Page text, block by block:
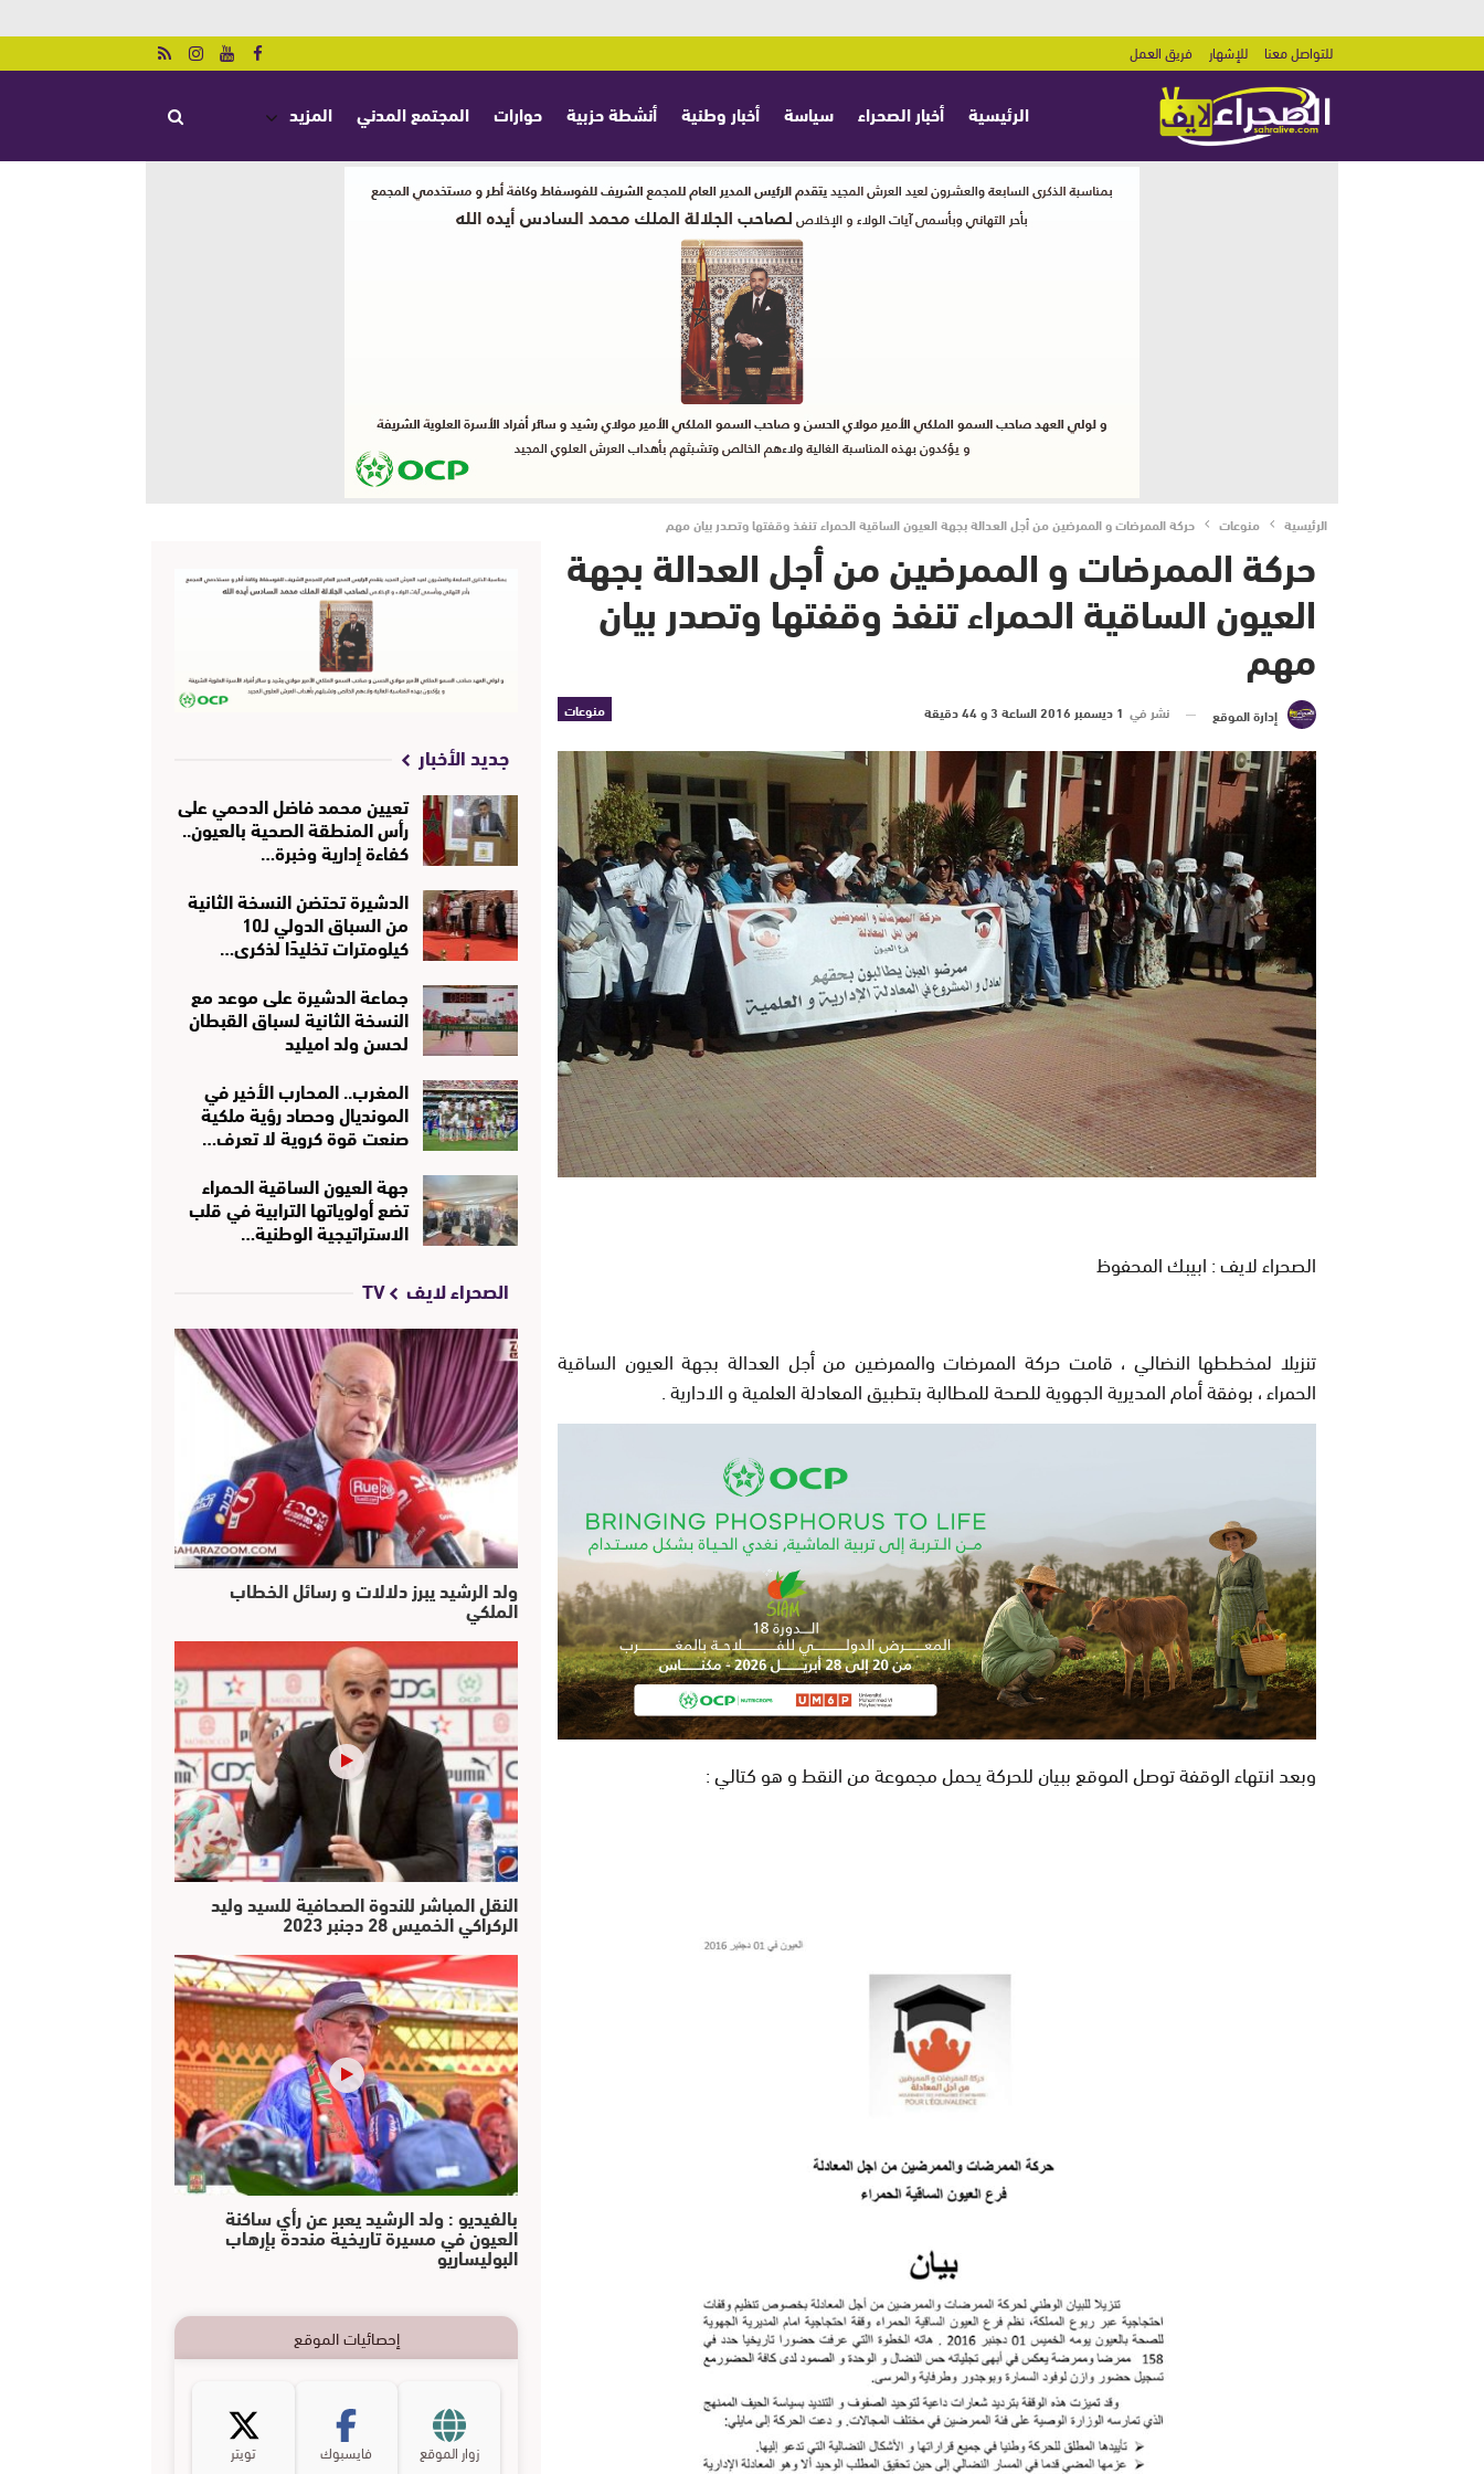
للتواصل معنا للإشهار فريق العمل
الرئيسية أخبار الصحراء سياسة أخبار وطنية أنشطة حزبية حوارات المجتمع المدني المزيد
الرئيسية منوعات حركة الممرضات و الممرضين من أجل العدالة بجهة العيون الساقية الحمراء تنفذ وقفتها وتصدر بيان مهم
حركة الممرضات و الممرضين من أجل العدالة بجهة
العيون الساقية الحمراء تنفذ وقفتها وتصدر بيان
مهم
منوعات إدارة الموقع نشر في 1 ديسمبر 2016 الساعة 3 و 44 دقيقة
الصحراء لايف : ابيبك المحفوظ
تنزيلا لمخططها النضالي ، قامت حركة الممرضات والممرضين من أجل العدالة بجهة العيون الساقية
الحمراء ، بوفقة أمام المديرية الجهوية للصحة للمطالبة بتطبيق المعادلة العلمية و الادارية .
وبعد انتهاء الوقفة توصل الموقع ببيان للحركة يحمل مجموعة من النقط و هو كتالي :
جديد الأخبار
تعيين محمد فاضل الدحمي على
رأس المنطقة الصحية بالعيون..
كفاءة إدارية وخبرة…
الدشيرة تحتضن النسخة الثانية
من السباق الدولي لـ10
كيلومترات تخليدًا لذكرى…
جماعة الدشيرة على موعد مع
النسخة الثانية لسباق القبطان
لحسن ولد اميليد
المغرب.. المحارب الأخير في
المونديال وحصاد رؤية ملكية
صنعت قوة كروية لا تعرف…
جهة العيون الساقية الحمراء
تضع أولوياتها الترابية في قلب
الاستراتيجية الوطنية…
الصحراء لايف TV
ولد الرشيد يبرز دلالات و رسائل الخطاب
الملكي
النقل المباشر للندوة الصحافية للسيد وليد
الركراكي الخميس 28 دجنبر 2023
بالفيديو : ولد الرشيد يعبر عن رأي ساكنة
العيون في مسيرة تاريخية منددة بإرهاب
البوليساريو
إحصائيات الموقع
زوار الموقع فايسبوك تويتر